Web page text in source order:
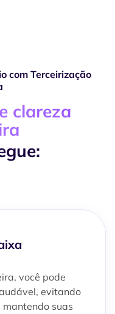
com Terceirização
clareza
você pode
evitando
suas